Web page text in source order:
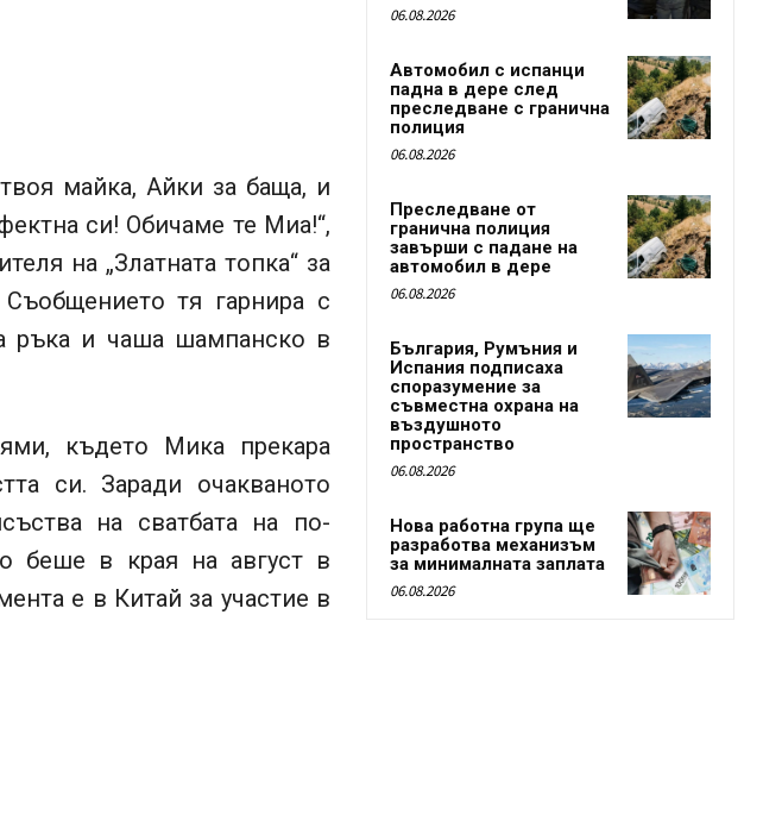
майка, Айки за баща, и
си! Обичаме те Миа!“,
на „Златната топка“ за
тя гарнира с
ръка и чаша шампанско в
където Мика прекара
си. Заради очакваното
на сватбата на по-
беше в края на август в
е в Китай за участие в
06.08.2026
Автомобил с испанци
падна в дере след
преследване с гранична
полиция
06.08.2026
Преследване от
гранична полиция
завърши с падане на
автомобил в дере
06.08.2026
България, Румъния и
Испания подписаха
споразумение за
съвместна охрана на
въздушното
пространство
06.08.2026
Нова работна група ще
разработва механизъм
за минималната заплата
06.08.2026